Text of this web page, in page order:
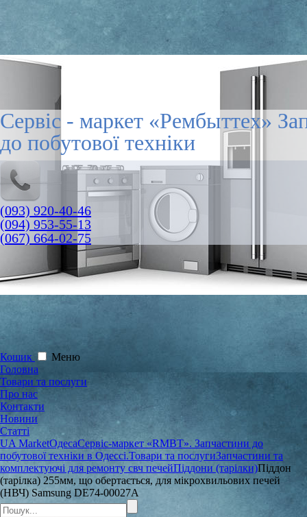
Сервіс - маркет «Рембыттех»
до побутової техніки
(093) 920-40-46
(094) 953-55-13
(067) 664-02-75
Кошик
Меню
Головна
Товари та послуги
Про нас
Контакти
Новини
Статті
UA MarketОдесаСервіс-маркет «RMBT». Запчастини до
побутової техніки в Одессі.Товари та послугиЗапчастини та
комплектуючі для ремонту свч печейПіддони (тарілки)Піддон
(тарілка) 255мм, що обертається, для мікрохвильових печей
(НВЧ) Samsung DE74-00027A